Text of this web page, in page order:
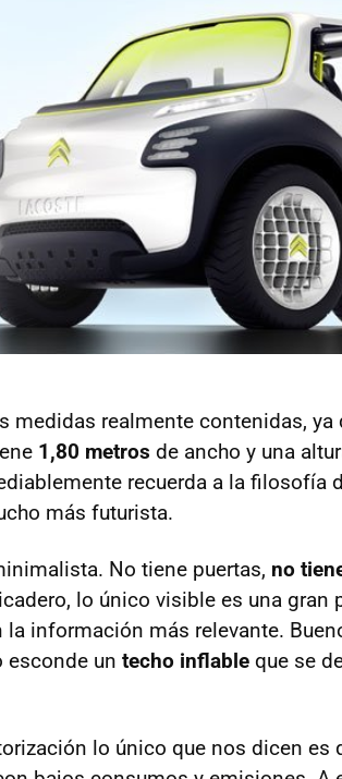
medidas realmente contenidas, ya
1,80 metros de ancho y una
recuerda a la filosofía
más futurista.
No tiene puertas, no
lo único visible es una gran
la información más relevante.
esconde un techo inflable que se
lo único que nos dicen es